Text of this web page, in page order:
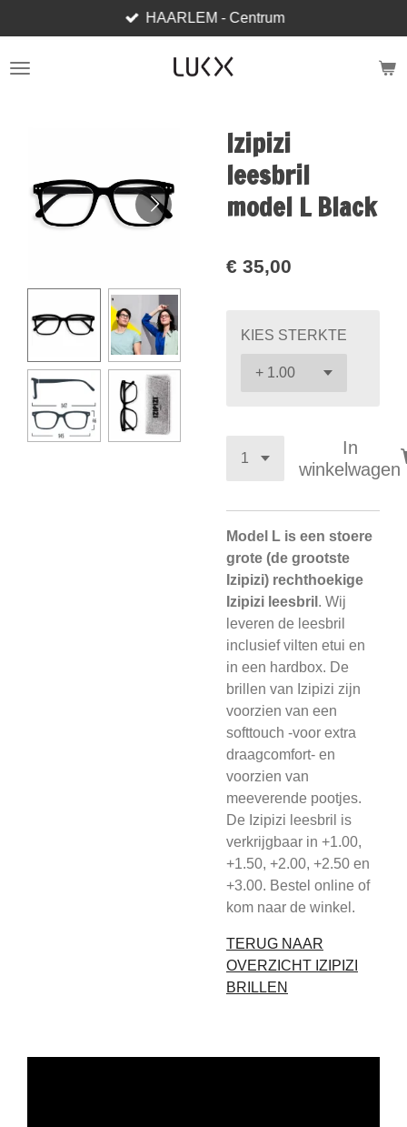
direct
naar
HAARLEM - Centrum
Izipizi
leesbril
model L Black
€ 35,00
KIES STERKTE
In
winkelwagen
Model L is een stoere
grote (de grootste
Izipizi) rechthoekige
Izipizi leesbril . Wij
leveren de leesbril
inclusief vilten etui en
in een hardbox. De
brillen van Izipizi zijn
voorzien van een
softtouch -voor extra
draagcomfort- en
voorzien van
meeverende pootjes.
De Izipizi leesbril is
verkrijgbaar in +1.00,
+1.50, +2.00, +2.50 en
+3.00. Bestel online of
kom naar de winkel.
TERUG NAAR
OVERZICHT IZIPIZI
BRILLEN